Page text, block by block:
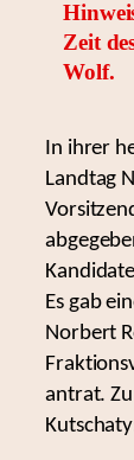
Zeit
Wolf.
In ihrer
Landtag
Es gab
Norbert
antrat.